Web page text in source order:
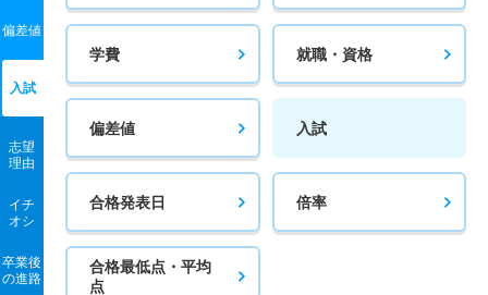
偏差値
入試
志望
理由
イチ
オシ
卒業後
の進路
学費 就職・資格
偏差値 入試
合格発表日 倍率
合格最低点・平均
点